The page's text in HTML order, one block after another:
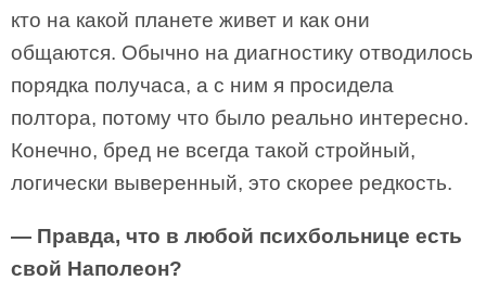
кто на какой планете живет и как они
общаются. Обычно на диагностику отводилось
порядка получаса, а с ним я просидела
полтора, потому что было реально интересно.
Конечно, бред не всегда такой стройный,
логически выверенный, это скорее редкость.
— Правда, что в любой психбольнице есть
свой Наполеон?